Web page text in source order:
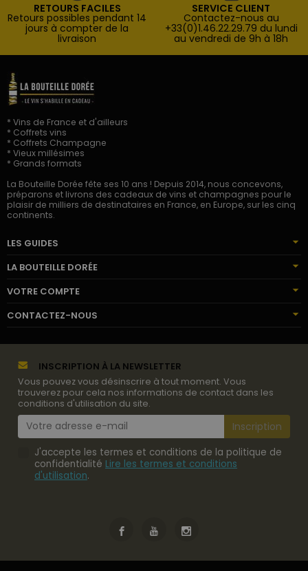
RETOURS FACILES
Retours possibles pendant 14
jours à compter de la
livraison
SERVICE CLIENT
Contactez-nous au
+33(0)1.46.22.29.79 du lundi
au vendredi de 9h à 18h
* Vins de France et d'ailleurs
* Coffrets vins
* Coffrets Champagne
* Vieux millésimes
* Grands formats
La Bouteille Dorée fête ses 10 ans ! Depuis 2014, nous concevons,
préparons et livrons des cadeaux de vins et champagnes pour le
plaisir de milliers de destinataires en France, en Europe, sur les cinq
continents.
LES GUIDES
LA BOUTEILLE DORÉE
VOTRE COMPTE
CONTACTEZ-NOUS
INSCRIPTION À LA NEWSLETTER
Vous pouvez vous désinscrire à tout moment. Vous
trouverez pour cela nos informations de contact dans les
conditions d'utilisation du site.
J'accepte les termes et conditions de la politique de
confidentialité Lire les termes et conditions
d'utilisation.